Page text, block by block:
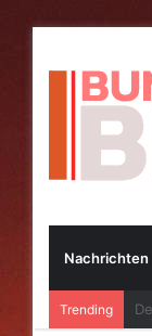
Nachrichten
Trending